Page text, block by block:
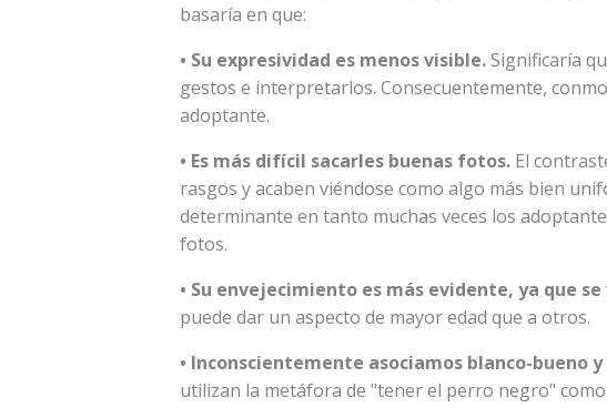
basaría en que:
• Su expresividad es menos visible.Significaría
gestos e interpretarlos. Consecuentemente,
adoptante.
• Es más difícil sacarles buenas fotos. El
rasgos y acaben viéndose como algo más bien
determinante en tanto muchas veces los
fotos.
• Su envejecimiento es más evidente, ya que se
puede dar un aspecto de mayor edad que a otros.
• Inconscientemente asociamos blanco-bueno
utilizan la metáfora de "tener el perro negro"